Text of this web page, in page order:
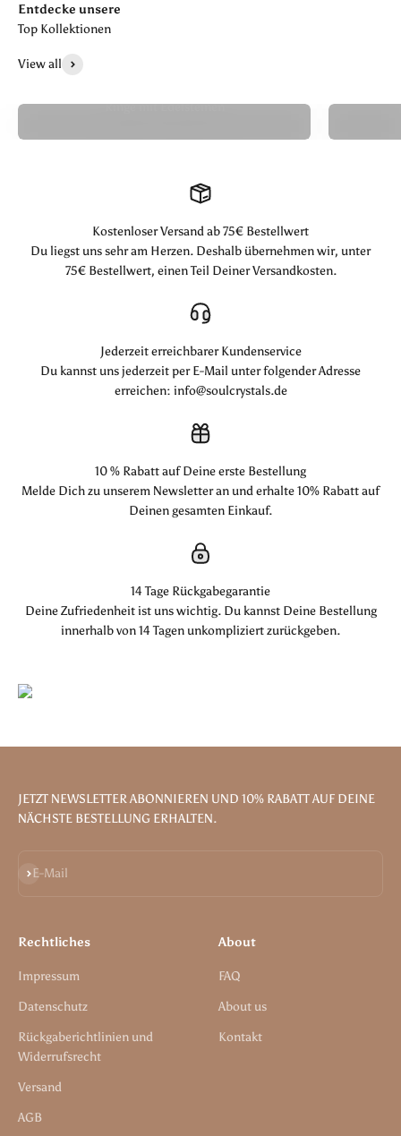
Entdecke unsere
View all
Ringe mit Edelsteinen
Kostenloser Versand ab 75€ Bestellwert
Du liegst uns sehr am Herzen. Deshalb übernehmen wir, unter
75€ Bestellwert, einen Teil Deiner Versandkosten.
Jederzeit erreichbarer Kundenservice
Du kannst uns jederzeit per E-Mail unter folgender Adresse
erreichen: info@soulcrystals.de
10 % Rabatt auf Deine erste Bestellung
Melde Dich zu unserem Newsletter an und erhalte 10% Rabatt auf
Deinen gesamten Einkauf.
14 Tage Rückgabegarantie
Deine Zufriedenheit ist uns wichtig. Du kannst Deine Bestellung
innerhalb von 14 Tagen unkompliziert zurückgeben.
JETZT NEWSLETTER ABONNIEREN UND 10% RABATT AUF DEINE
NÄCHSTE BESTELLUNG ERHALTEN.
E-Mail
Abonnieren
Rechtliches
Impressum
Datenschutz
Rückgaberichtlinien und
Widerrufsrecht
Versand
AGB
About
FAQ
About us
Kontakt